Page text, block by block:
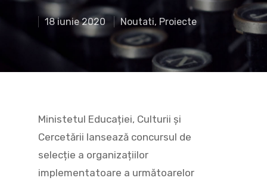
18 iunie 2020 Noutati, Proiecte
Ministetul Educației, Culturii și
Cercetării lansează concursul de
selecție a organizațiilor
implementatoare a următoarelor